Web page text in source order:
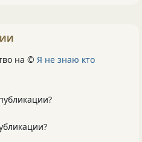
на © Я не знаю кто